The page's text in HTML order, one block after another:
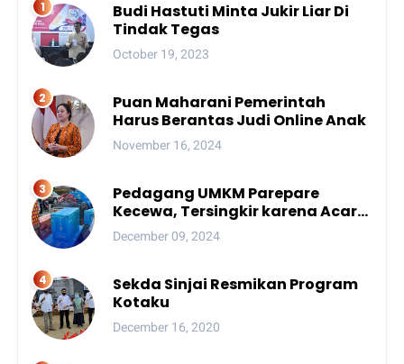
Budi Hastuti Minta Jukir Liar Di
Tindak Tegas
October 19, 2023
Puan Maharani Pemerintah
Harus Berantas Judi Online Anak
November 16, 2024
Pedagang UMKM Parepare
Kecewa, Tersingkir karena Acara
Besar
December 09, 2024
Sekda Sinjai Resmikan Program
Kotaku
December 16, 2020